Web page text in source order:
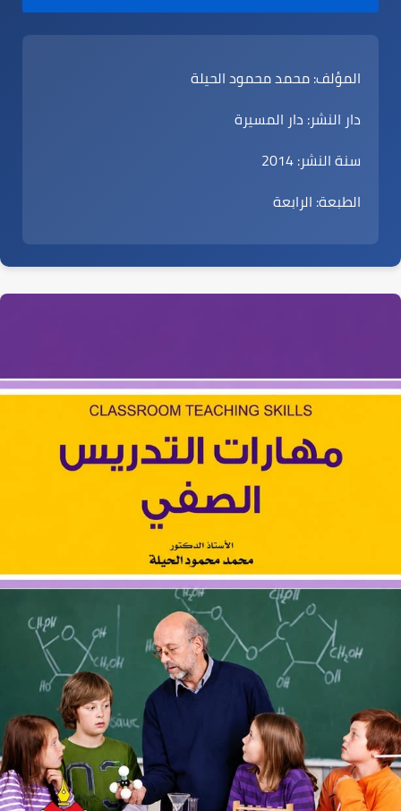
المؤلف:محمد محمود الحيلة
دار النشر: دار المسيرة
سنة النشر:
الطبعة: الرابعة